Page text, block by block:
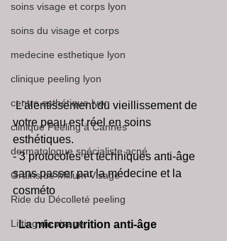
soins visage et corps lyon
soins du visage et corps
medecine esthetique lyon
clinique peeling lyon
centre esthétique lyon
clinique Peeling à Cannes
dermatologue spécialiste acné
Grains de Milium Visage
Ride du Décolleté peeling
Lifting du visage
L’alentissement du vieillissement de
votre peau est réel en soins
esthétiques.
- 3 protocoles et techniques anti-âge
sans passer par la médecine et la
cosméto
La micronutrition anti-âge